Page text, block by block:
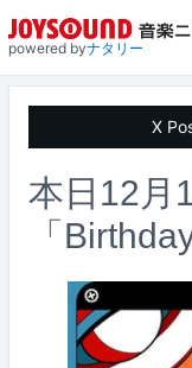
powered byナタリー
X
本日12月
「